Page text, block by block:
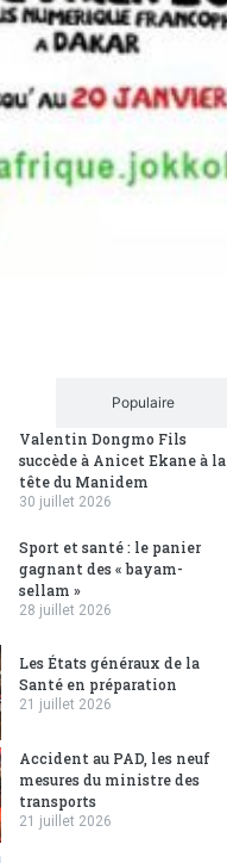
Populaire
Valentin Dongmo Fils
succède à Anicet Ekane à la
tête du Manidem
30 juillet 2026
Sport et santé : le panier
gagnant des « bayam-
sellam »
28 juillet 2026
Les États généraux de la
Santé en préparation
21 juillet 2026
Accident au PAD, les neuf
mesures du ministre des
transports
21 juillet 2026